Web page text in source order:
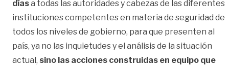
díasa todas las autoridades y cabezas de las diferentes
instituciones competentes en materia de seguridad de
todos los niveles de gobierno, para que presenten al
país, ya no las inquietudes y el análisis de la situación
actual, sino las acciones construidas en equipo que